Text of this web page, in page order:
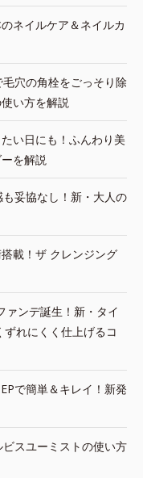
ネイルケア＆ネイルカ
穴の角栓をごっそり除
い方を解説
い日にも！ふんわり美
を解説
も妥協なし！新・大人の
載！ザ クレンジング
ァンデ誕生！新・タイ
ずれにくく仕上げるコ
で簡単＆キレイ！新発
ビスユーミストの使い方